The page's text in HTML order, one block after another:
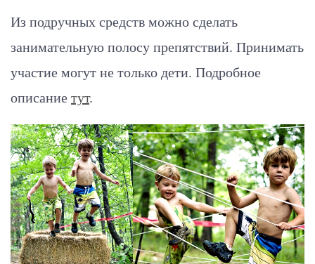
Из подручных средств можно сделать
занимательную полосу препятствий. Принимать
участие могут не только дети. Подробное
описание тут.